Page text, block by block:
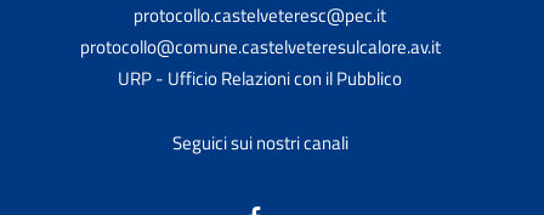
protocollo.castelveteresc@pec.it
protocollo@comune.castelveteresulcalore.av.it
URP - Ufficio Relazioni con il Pubblico
Seguici sui nostri canali